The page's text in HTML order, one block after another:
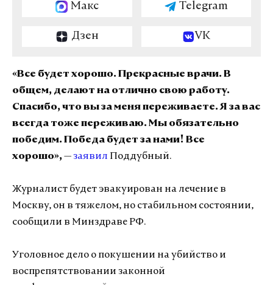
Макс Telegram
Дзен VK
«Все будет хорошо. Прекрасные врачи. В
общем, делают на отлично свою работу.
Спасибо, что вы за меня переживаете. Я за вас
всегда тоже переживаю. Мы обязательно
победим. Победа будет за нами! Все
хорошо», —заявил Поддубный.
Журналист будет эвакуирован на лечение в
Москву, он в тяжелом, но стабильном состоянии,
сообщили в Минздраве РФ.
Уголовное дело о покушении на убийство и
воспрепятствовании законной